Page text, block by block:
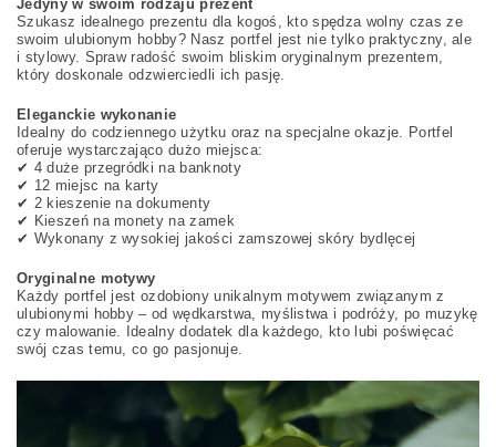
Jedyny w swoim rodzaju prezent
Szukasz idealnego prezentu dla kogoś, kto spędza wolny czas ze
swoim ulubionym hobby? Nasz portfel jest nie tylko praktyczny, ale
i stylowy. Spraw radość swoim bliskim oryginalnym prezentem,
który doskonale odzwierciedli ich pasję.
Eleganckie wykonanie
Idealny do codziennego użytku oraz na specjalne okazje. Portfel
oferuje wystarczająco dużo miejsca:
✔ 4 duże przegródki na banknoty
✔ 12 miejsc na karty
✔ 2 kieszenie na dokumenty
✔ Kieszeń na monety na zamek
✔ Wykonany z wysokiej jakości zamszowej skóry bydlęcej
Oryginalne motywy
Każdy portfel jest ozdobiony unikalnym motywem związanym z
ulubionymi hobby – od wędkarstwa, myślistwa i podróży, po muzykę
czy malowanie. Idealny dodatek dla każdego, kto lubi poświęcać
swój czas temu, co go pasjonuje.